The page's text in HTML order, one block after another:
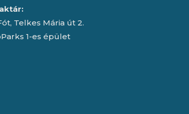
Telkes Mária út 2.
1-es épület